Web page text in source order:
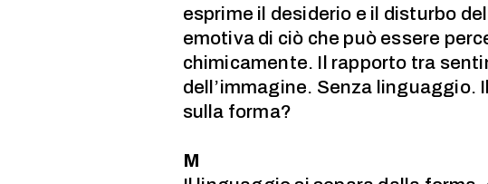
esprime il desiderio e il disturbo
emotiva di ciò che può essere
chimicamente. Il rapporto tra
dell’immagine. Senza
sulla forma?
M